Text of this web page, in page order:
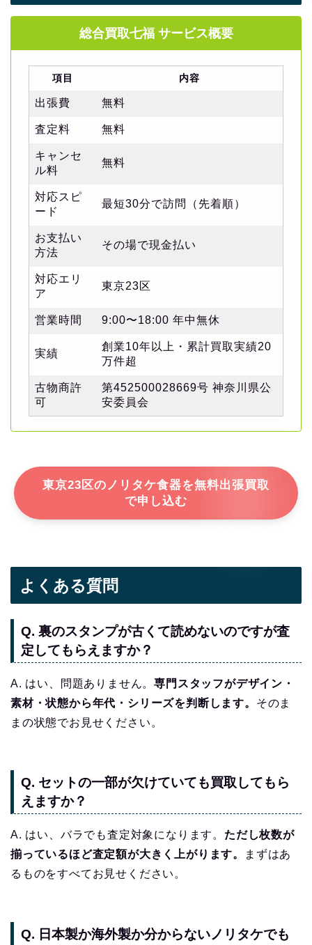
総合買取七福 サービス概要
項目 内容
出張費 無料
査定料 無料
キャンセ
ル料
無料
対応スピ
ード
最短30分で訪問（先着順）
お支払い
方法
その場で現金払い
対応エリ
ア
東京23区
営業時間 9:00〜18:00 年中無休
実績
創業10年以上・累計買取実績20
万件超
古物商許
可
第452500028669号 神奈川県公
安委員会
東京23区のノリタケ食器を無料出張買取
で申し込む
よくある質問
Q. 裏のスタンプが古くて読めないのですが査
定してもらえますか？
A. はい、問題ありません。専門スタッフがデザイン・
素材・状態から年代・シリーズを判断します。 そのま
まの状態でお見せください。
Q. セットの一部が欠けていても買取してもら
えますか？
A. はい、バラでも査定対象になります。 ただし枚数が
揃っているほど査定額が大きく上がります。
まずはあ
るものをすべてお見せください。
Q. 日本製か海外製か分からないノリタケでも